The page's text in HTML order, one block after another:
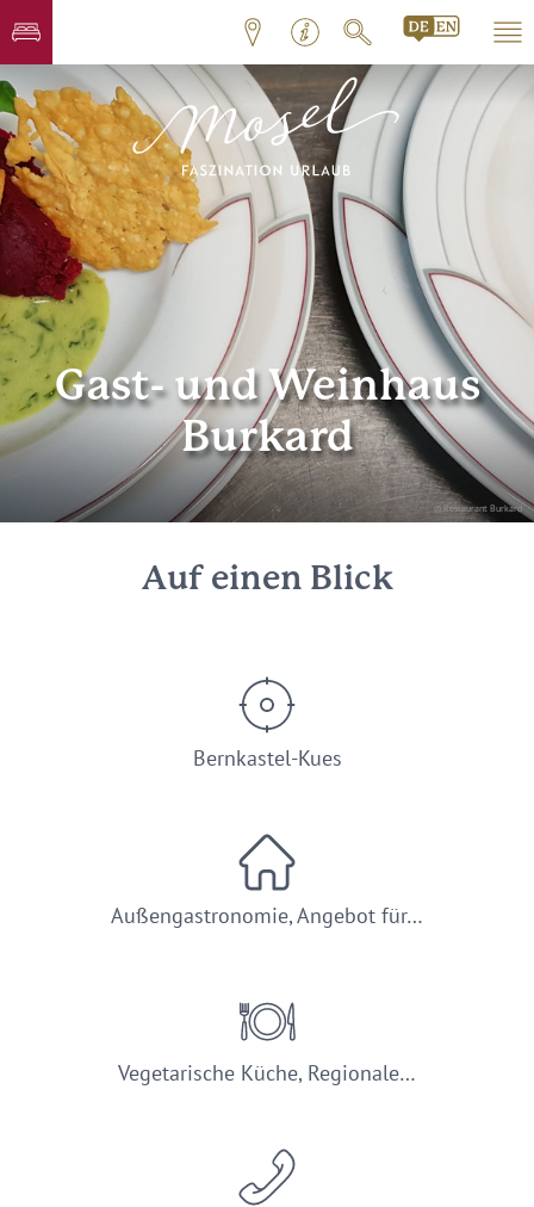
© Restaurant Burkard
Gast- und Weinhaus
Burkard
Auf einen Blick
Bernkastel-Kues
Außengastronomie, Angebot für…
Vegetarische Küche, Regionale…